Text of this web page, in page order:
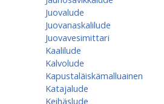
Juovalude
Juovanaskalilude
Juovavesimittari
Kaalilude
Kalvolude
Kapustaläiskämalluainen
Katajalude
Keihäslude